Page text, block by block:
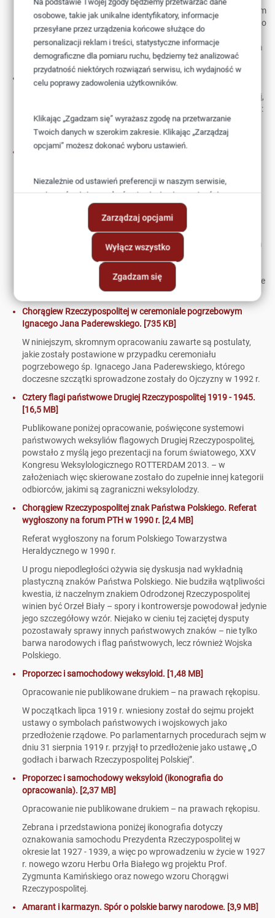
Na podstawie Twojej zgody będziemy przetwarzać dane
osobowe, takie jak unikalne identyfikatory, informacje
przesyłane przez urządzenia końcowe służące do
personalizacji reklam i treści, statystyczne informacje
demograficzne dla pomiaru ruchu, będziemy też analizować
przydatność niektórych rozwiązań serwisu, ich wydajność w
celu poprawy zadowolenia użytkowników.
Klikając „Zgadzam się” wyrażasz zgodę na przetwarzanie
Twoich danych w szerokim zakresie. Klikając „Zarządzaj
opcjami” możesz dokonać wyboru ustawień.
Niezależnie od ustawień preferencji w naszym serwisie,
możesz również zarządzać ustawieniami prywatności
swojej przeglądarki. Więcej informacji o przetwarzaniu
danych znajdziesz wPolityce prywatności.
Zarządzaj opcjami
Wyłącz wszystko
Zgadzam się
dysponuje specjalnie oznakowanym pojazdem. Na ogół znakiem
wyróżniającym jest tu proporczyk - będący miniaturą osobistego
weksylium (chorągwi, sztandaru bądź flagi) głowy państwa -
wyeksponowany na drążku flagowym mocowanym do błotnika
samochodu.
Sztandary Gwardii Szwajcarskiej. [34,2 MB]
W dniu 6 maja przypada coroczne święto Gwardii Szwajcarskiej,
zwanej też Gwardią Papieską - Guardia Svizzera Pontificia (łac.:
Cohors pedestris Helvetiorum a sacra custodia Pontificis),
pełniąca rolę straży przybocznej papieża..
Bandera dla marynarki polskiej projektu Bogumiła Nowotnego.
W listopadowym numerze „Morza” z 1988 r. przedstawione
zostały zrealizowane i niezrealizowane projekty bander i flag
okrętowych dla powstającej Marynarki Polskiej. W kolejnym
odcinku przedstawiamy projekt bandery opracowany przez
pierwszego dowódcę Polskiej Marynarki wojennej (zwanej
wówczas Marynarką Polską) - pułkownika marynarki Bogumiła
Nowotnego. Projekt ten zrealizowano. Ważny jest również fakt,
iż do naszych czasów zachował się jeden z dwóch ówcześnie
wykonanych egzemplarzy tej bandery, który znajduje się obecnie
w zbiorach Muzeum Wojska Polskiego w Warszawie.
Chorągiew Rzeczypospolitej w ceremoniale pogrzebowym
Ignacego Jana Paderewskiego. [735 KB]
W niniejszym, skromnym opracowaniu zawarte są postulaty,
jakie zostały postawione w przypadku ceremoniału
pogrzebowego śp. Ignacego Jana Paderewskiego, którego
doczesne szczątki sprowadzone zostały do Ojczyzny w 1992 r.
Cztery flagi państwowe Drugiej Rzeczypospolitej 1919 - 1945.
[16,5 MB]
Publikowane poniżej opracowanie, poświęcone systemowi
państwowych weksyliów flagowych Drugiej Rzeczypospolitej,
powstało z myślą jego prezentacji na forum światowego, XXV
Kongresu Weksylologicznego ROTTERDAM 2013. – w
założeniach więc skierowane zostało do zupełnie innej kategorii
odbiorców, jakimi są zagraniczni weksylolodzy.
Chorągiew Rzeczypospolitej znak Państwa Polskiego. Referat
wygłoszony na forum PTH w 1990 r. [2,4 MB]
Referat wygłoszony na forum Polskiego Towarzystwa
Heraldycznego w 1990 r.
U progu niepodległości ożywia się dyskusja nad wykładnią
plastyczną znaków Państwa Polskiego. Nie budziła wątpliwości
kwestia, iż naczelnym znakiem Odrodzonej Rzeczypospolitej
winien być Orzeł Biały – spory i kontrowersje powodował jedynie
jego szczegółowy wzór. Niejako w cieniu tej zaciętej dysputy
pozostawały sprawy innych państwowych znaków – nie tylko
barwa narodowych i flag państwowych, lecz również Wojska
Polskiego.
Proporzec i samochodowy weksyloid. [1,48 MB]
Opracowanie nie publikowane drukiem – na prawach rękopisu.
W początkach lipca 1919 r. wniesiony został do sejmu projekt
ustawy o symbolach państwowych i wojskowych jako
przedłożenie rządowe. Po parlamentarnych procedurach sejm w
dniu 31 sierpnia 1919 r. przyjął to przedłożenie jako ustawę „O
godłach i barwach Rzeczypospolitej Polskiej”.
Proporzec i samochodowy weksyloid (ikonografia do
opracowania). [2,37 MB]
Opracowanie nie publikowane drukiem – na prawach rękopisu.
Zebrana i przedstawiona poniżej ikonografia dotyczy
oznakowania samochodu Prezydenta Rzeczypospolitej w
okresie lat 1927 - 1939, a więc po wprowadzeniu w życie w 1927
r. nowego wzoru Herbu Orła Białego wg projektu Prof.
Zygmunta Kamińskiego oraz nowego wzoru Chorągwi
Rzeczypospolitej.
Amarant i karmazyn. Spór o polskie barwy narodowe. [3,9 MB]